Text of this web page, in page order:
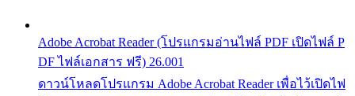
Adobe Acrobat Reader (โปรแกรมอ่านไฟล์ PDF เปิดไฟล์ P
DF ไฟล์เอกสาร ฟรี) 26.001
ดาวน์โหลดโปรแกรม Adobe Acrobat Reader เพื่อไว้เปิดไฟ